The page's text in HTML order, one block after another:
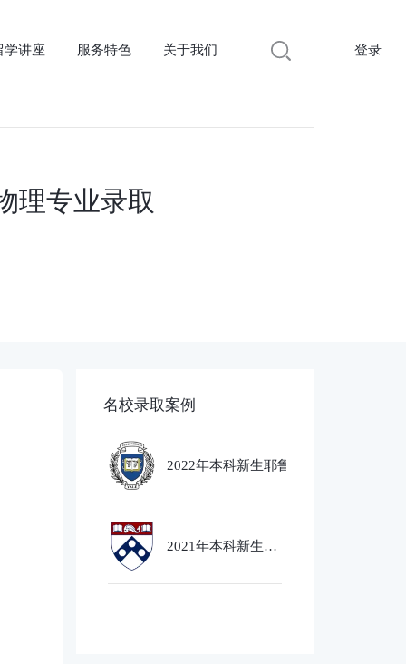
学讲座 服务特色 关于我们 登录
理专业录取
名校录取案例
2022年本科新生耶鲁大学
2021年本科新生芝